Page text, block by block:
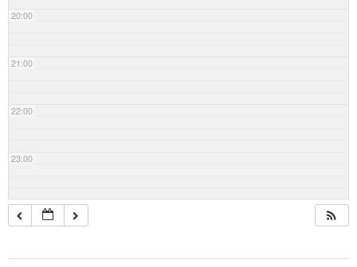
20:00
21:00
22:00
23:00